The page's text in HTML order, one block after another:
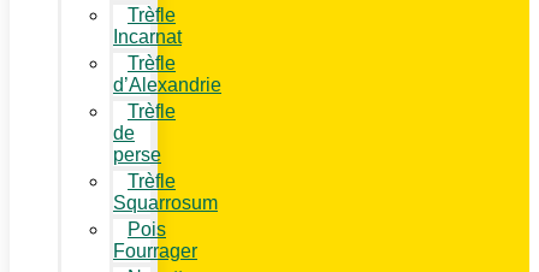
Trèfle
Incarnat
Trèfle
d’Alexandrie
Trèfle
de
perse
Trèfle
Squarrosum
Pois
Fourrager